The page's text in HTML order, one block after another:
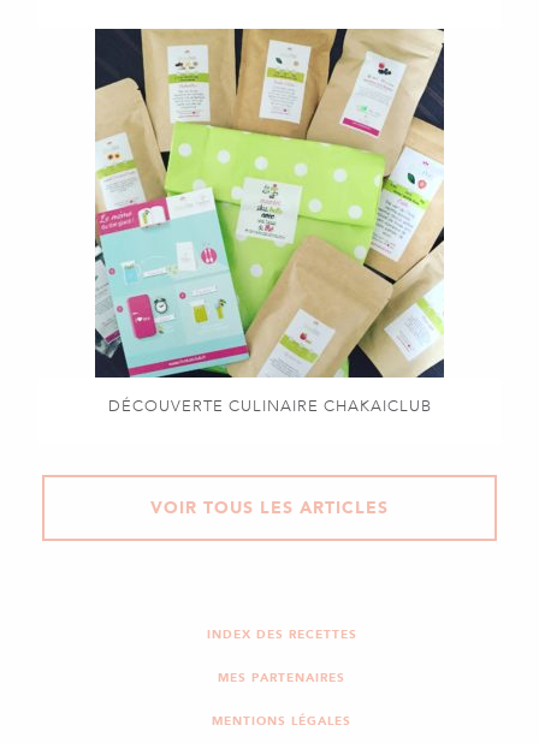
DÉCOUVERTE CULINAIRE CHAKAICLUB
VOIR TOUS LES ARTICLES
INDEX DES RECETTES
MES PARTENAIRES
MENTIONS LÉGALES